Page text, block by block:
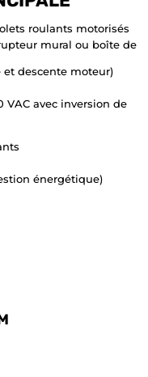
roulants motorisés
mural ou boîte de
et descente moteur)
VAC avec inversion de
énergétique)